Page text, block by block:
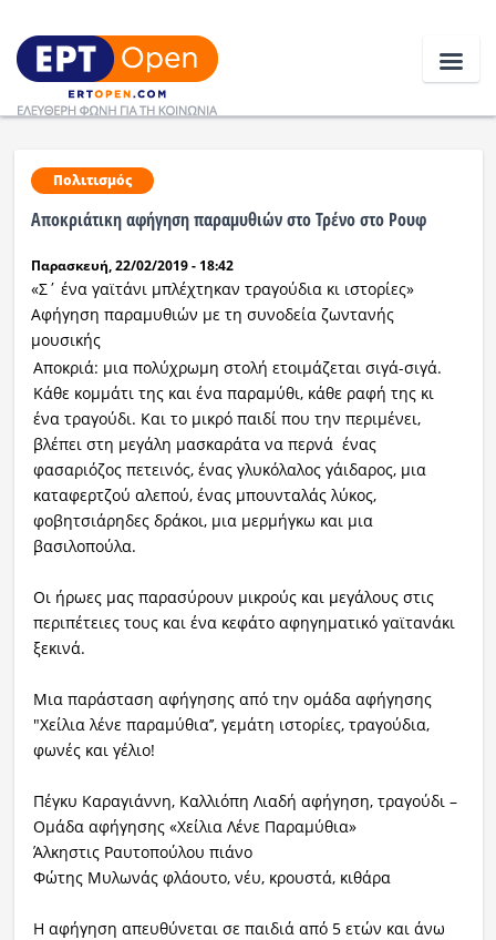
Ειδήσεις
Ελλάδα
Κοινωνία
Πολιτική
Οικονομία
Αθλητικά
Κόσμος
Ραδιόφωνο
Εκπομπές
Πολιτισμός
Πολιτισμός
Αποκριάτικη αφήγηση παραμυθιών στο Τρένο στο Ρουφ
Παρασκευή, 22/02/2019 - 18:42
«Σ΄ ένα γαϊτάνι μπλέχτηκαν τραγούδια κι ιστορίες»
Αφήγηση παραμυθιών με τη συνοδεία ζωντανής
μουσικής
Αποκριά: μια πολύχρωμη στολή ετοιμάζεται σιγά-σιγά.
Κάθε κομμάτι της και ένα παραμύθι, κάθε ραφή της κι
ένα τραγούδι. Και το μικρό παιδί που την περιμένει,
βλέπει στη μεγάλη μασκαράτα να περνά ένας
φασαριόζος πετεινός, ένας γλυκόλαλος γάιδαρος, μια
καταφερτζού αλεπού, ένας μπουνταλάς λύκος,
φοβητσιάρηδες δράκοι, μια μερμήγκω και μια
βασιλοπούλα.
Oι ήρωες μας παρασύρουν μικρούς και μεγάλους στις
περιπέτειες τους και ένα κεφάτο αφηγηματικό γαϊτανάκι
ξεκινά.
Μια παράσταση αφήγησης από την ομάδα αφήγησης
"Χείλια λένε παραμύθια’’, γεμάτη ιστορίες, τραγούδια,
φωνές και γέλιο!
Πέγκυ Καραγιάννη, Καλλιόπη Λιαδή αφήγηση, τραγούδι –
Ομάδα αφήγησης «Χείλια Λένε Παραμύθια»
Άλκηστις Ραυτοπούλου πιάνο
Φώτης Μυλωνάς φλάουτο, νέυ, κρουστά, κιθάρα
Η αφήγηση απευθύνεται σε παιδιά από 5 ετών και άνω